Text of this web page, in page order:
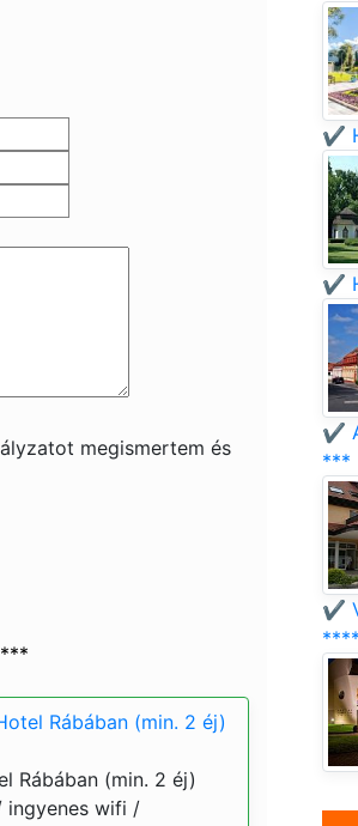
megismertem és
Rábában (min. 2 éj)
Rábában (min. 2 éj)
ingyenes wifi /
✔️
✔️
✔️
***
✔️
****